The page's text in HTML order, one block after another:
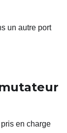
un autre port
en charge